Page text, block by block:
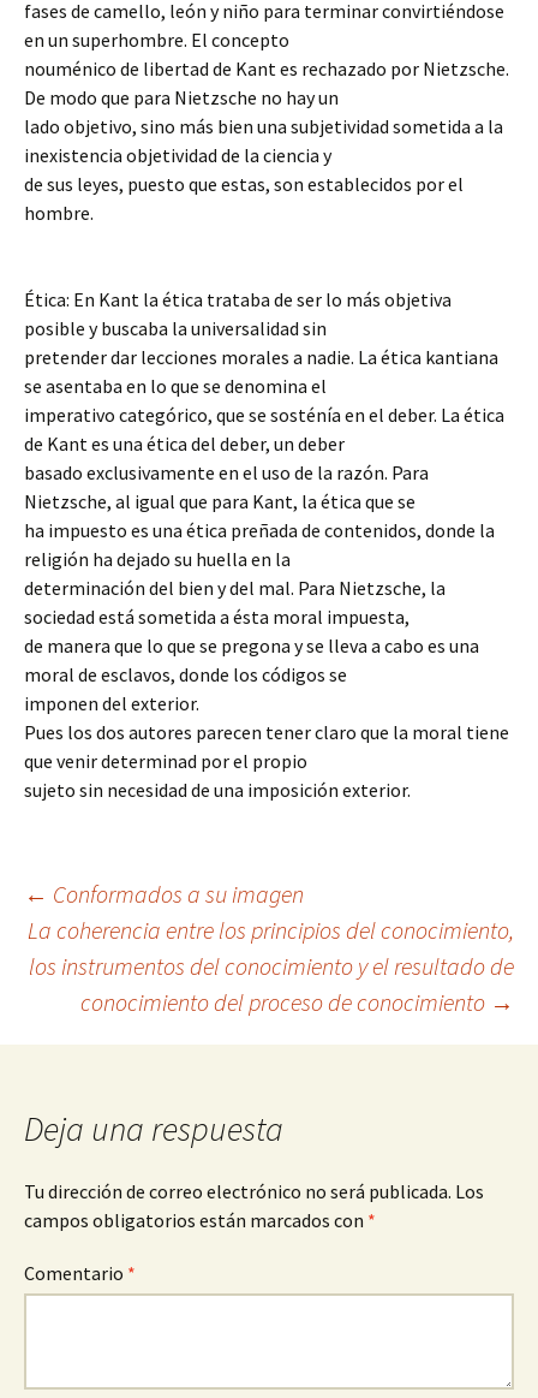
fases de camello, león y niño para terminar convirtiéndose
en un superhombre. El concepto
nouménico de libertad de Kant es rechazado por Nietzsche.
De modo que para Nietzsche no hay un
lado objetivo, sino más bien una subjetividad sometida a la
inexistencia objetividad de la ciencia y
de sus leyes, puesto que estas, son establecidos por el
hombre.
Ética: En Kant la ética trataba de ser lo más objetiva
posible y buscaba la universalidad sin
pretender dar lecciones morales a nadie. La ética kantiana
se asentaba en lo que se denomina el
imperativo categórico, que se sosténía en el deber. La ética
de Kant es una ética del deber, un deber
basado exclusivamente en el uso de la razón. Para
Nietzsche, al igual que para Kant, la ética que se
ha impuesto es una ética preñada de contenidos, donde la
religión ha dejado su huella en la
determinación del bien y del mal. Para Nietzsche, la
sociedad está sometida a ésta moral impuesta,
de manera que lo que se pregona y se lleva a cabo es una
moral de esclavos, donde los códigos se
imponen del exterior.
Pues los dos autores parecen tener claro que la moral tiene
que venir determinad por el propio
sujeto sin necesidad de una imposición exterior.
Navegación
de
entradas
← Conformados a su imagen
La coherencia entre los principios del conocimiento,
los instrumentos del conocimiento y el resultado de
conocimiento del proceso de conocimiento →
Deja una respuesta
Tu dirección de correo electrónico no será publicada. Los
campos obligatorios están marcados con *
Comentario *